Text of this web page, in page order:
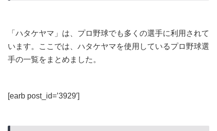
「ハタケヤマ」は、プロ野球でも多くの選手に利用されて
います。ここでは、ハタケヤマを使用しているプロ野球選
手の一覧をまとめました。
[earb post_id=’3929′]